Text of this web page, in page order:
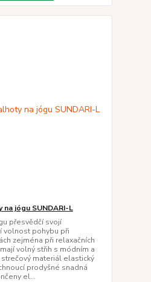
jógu SUNDARI-L
přesvědčí svojí
volnost pohybu při
zejména při relaxačních
volný střih s módním a
materiál elastický
prodyšné snadná
el...